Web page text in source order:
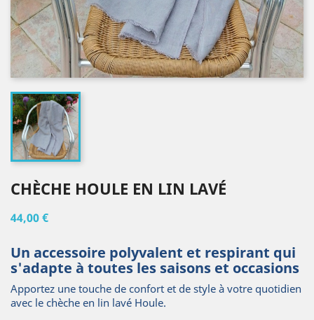
CHÈCHE HOULE EN LIN LAVÉ
44,00 €
Un accessoire polyvalent et respirant qui
s'adapte à toutes les saisons et occasions
Apportez une touche de confort et de style à votre quotidien
avec le chèche en lin lavé Houle.